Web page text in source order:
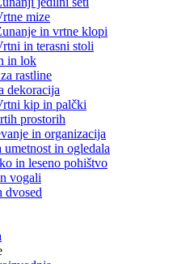
mize
in vrtne klopi
in terasni stoli
in lok
rastline
dekoracija
kip in palčki
prostorih
in organizacija
umetnost in ogledala
in leseno pohištvo
vogali
dvosed